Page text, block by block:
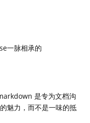
一脉相承的
是专为文档沟
魅力，而不是一味的抵